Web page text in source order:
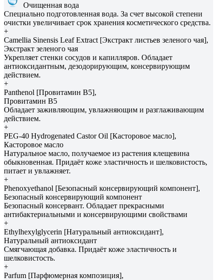
Очищенная вода
Специально подготовленная вода. За счет высокой степени
очистки увеличивает срок хранения косметического средства.
+
Camellia Sinensis Leaf Extract [Экстракт листьев зеленого чая],
Экстракт зеленого чая
Укрепляет стенки сосудов и капилляров. Обладает
антиоксидантным, дезодорирующим, консервирующим
действием.
+
Panthenol [Провитамин В5],
Провитамин В5
Обладает заживляющим, увлажняющим и разглаживающим
действием.
+
PEG-40 Hydrogenated Castor Oil [Касторовое масло],
Касторовое масло
Натуральное масло, получаемое из растения клещевина
обыкновенная. Придаёт коже эластичность и шелковистость,
питает и увлажняет.
+
Phenoxyethanol [Безопасный консервирующий компонент],
Безопасный консервирующий компонент
Безопасный консервант. Обладает прекрасными
антибактериальными и консервирующими свойствами
+
Ethylhexylglycerin [Натуральный антиоксидант],
Натуральный антиоксидант
Смягчающая добавка. Придаёт коже эластичность и
шелковистость.
+
Parfum [Парфюмерная композиция],